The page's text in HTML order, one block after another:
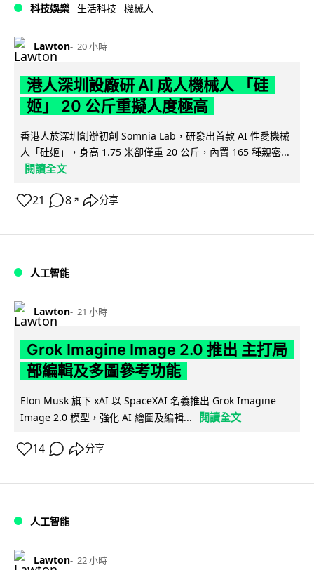
科技娛樂 生活科技 機械人
Lawton 20 小時
港人深圳設廠研 AI 成人機械人 「硅
姬」 20 公斤重擬人度極高
香港人於深圳創辦初創 Somnia Lab，研發出首款 AI 性愛機械
人「硅姬」，身高 1.75 米卻僅重 20 公斤，內置 165 種親密...
閱讀全文
21 8 ↗ 分享
人工智能
Lawton 21 小時
Grok Imagine Image 2.0 推出 主打局
部編輯及多圖參考功能
Elon Musk 旗下 xAI 以 SpaceXAI 名義推出 Grok Imagine
Image 2.0 模型，強化 AI 繪圖及編輯...
閱讀全文
14 分享
人工智能
Lawton 22 小時